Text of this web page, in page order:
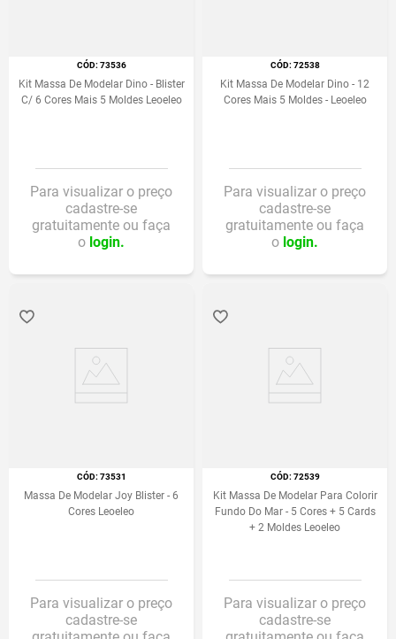
:73536
Kit Massa De Modelar Dino - Blister
C/ 6 Cores Mais 5 Moldes Leoeleo
Para visualizar o preço
cadastre-se
gratuitamente ou faça
o login.
:72538
Kit Massa De Modelar Dino - 12
Cores Mais 5 Moldes - Leoeleo
Para visualizar o preço
cadastre-se
gratuitamente ou faça
o login.
:73531
Massa De Modelar Joy Blister - 6
Cores Leoeleo
Para visualizar o preço
cadastre-se
:72539
Kit Massa De Modelar Para Colorir
Fundo Do Mar - 5 Cores + 5 Cards
+ 2 Moldes Leoeleo
Para visualizar o preço
cadastre-se